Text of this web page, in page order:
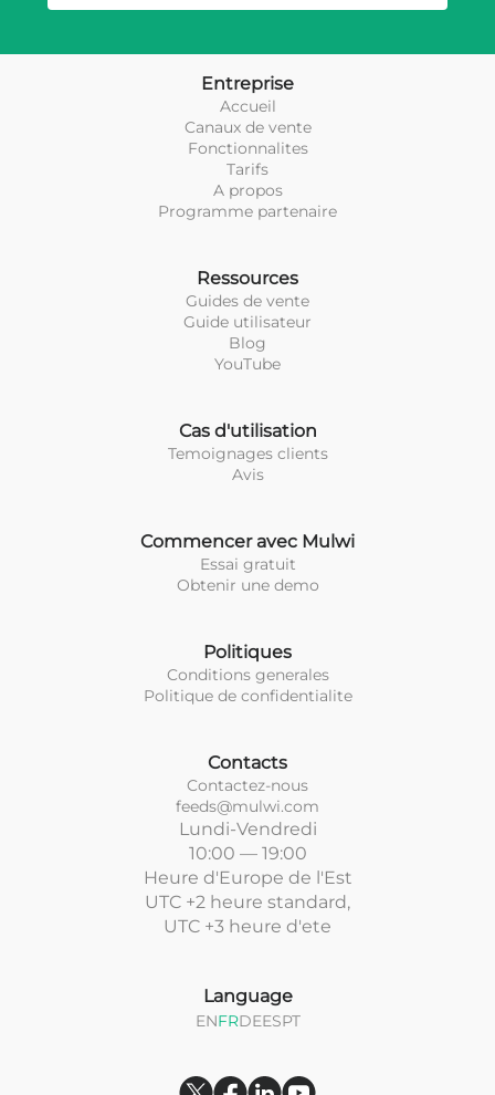
Entreprise
Accueil
Canaux de vente
Fonctionnalites
Tarifs
A propos
Programme partenaire
Ressources
Guides de vente
Guide utilisateur
Blog
YouTube
Cas d'utilisation
Temoignages clients
Avis
Contacts
Contactez-nous
feeds@mulwi.com
Lundi-Vendredi
10:00 — 19:00
Heure d'Europe de l'Est
UTC +2 heure standard,
UTC +3 heure d'ete
Politiques
Conditions generales
Politique de confidentialite
Commencer avec Mulwi
Essai gratuit
Obtenir une demo
Language
ENFRDEESPT